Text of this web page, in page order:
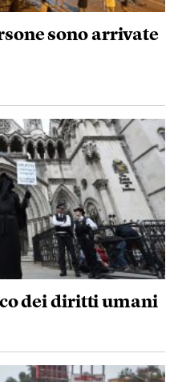
sono arrivate
dei diritti umani